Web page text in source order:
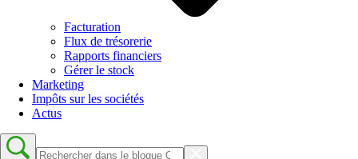
Facturation
Flux de trésorerie
Rapports financiers
Gérer le stock
Marketing
Impôts sur les sociétés
Actus